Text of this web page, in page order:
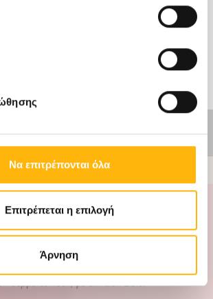
Να επιτρέπονται όλα
Επιτρέπεται η επιλογή
Άρνηση
2410 996000. Η πρόληψη
και κάθε άνδρας αξίζει τη
την προσοχή που χρειάζετ...
ΠΡΟΣΦΟΡΑ